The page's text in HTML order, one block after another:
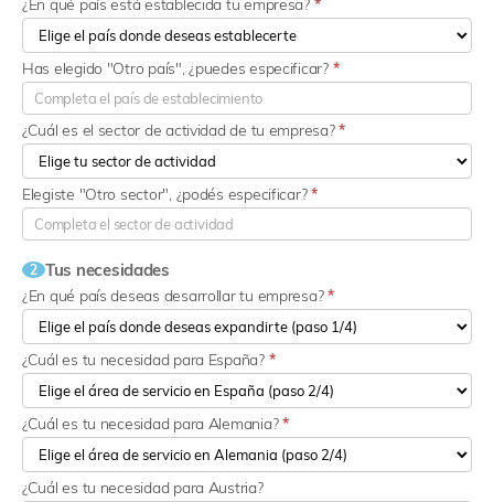
¿En qué país está establecida tu empresa? *
¿Cuál es el sector de actividad de tu empresa?*
Has elegido "Otro país", ¿puedes especificar? *
Elegiste "Otro sector", ¿podés especificar?*
2 Tus necesidades
¿En qué país deseas desarrollar tu empresa?*
¿Cuál es tu necesidad para España? *
¿Cuál es tu necesidad para Alemania?*
¿Cuál es tu necesidad para Austria?